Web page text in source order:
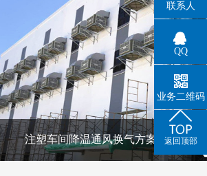
注塑车间降温通风换气方案
联系人
QQ
业务二维码
返回顶部